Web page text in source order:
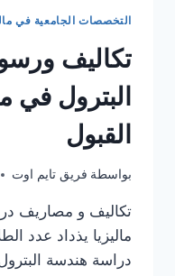
التخصصات الجامعية في
تكاليف
البترول في
القبول
بواسطة فريق تايم اوت
تكاليف و مصاريف
ماليزيا يذداد عدد
دراسة هندسة